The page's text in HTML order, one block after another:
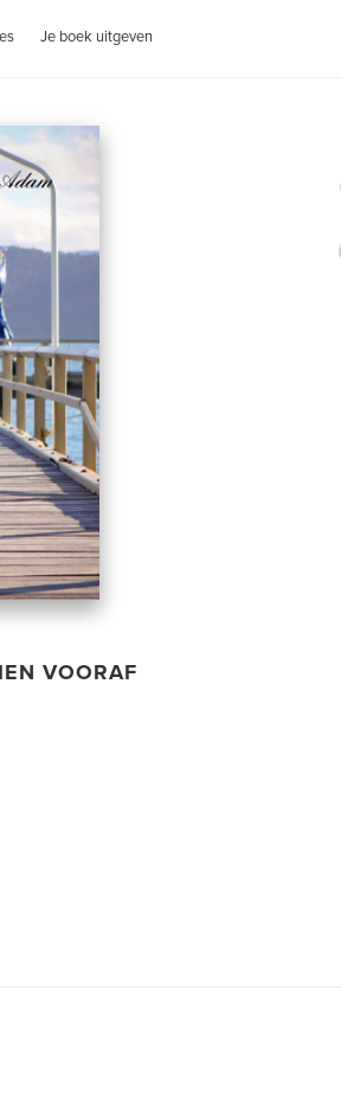
Je boek uitgeven
VOORAF